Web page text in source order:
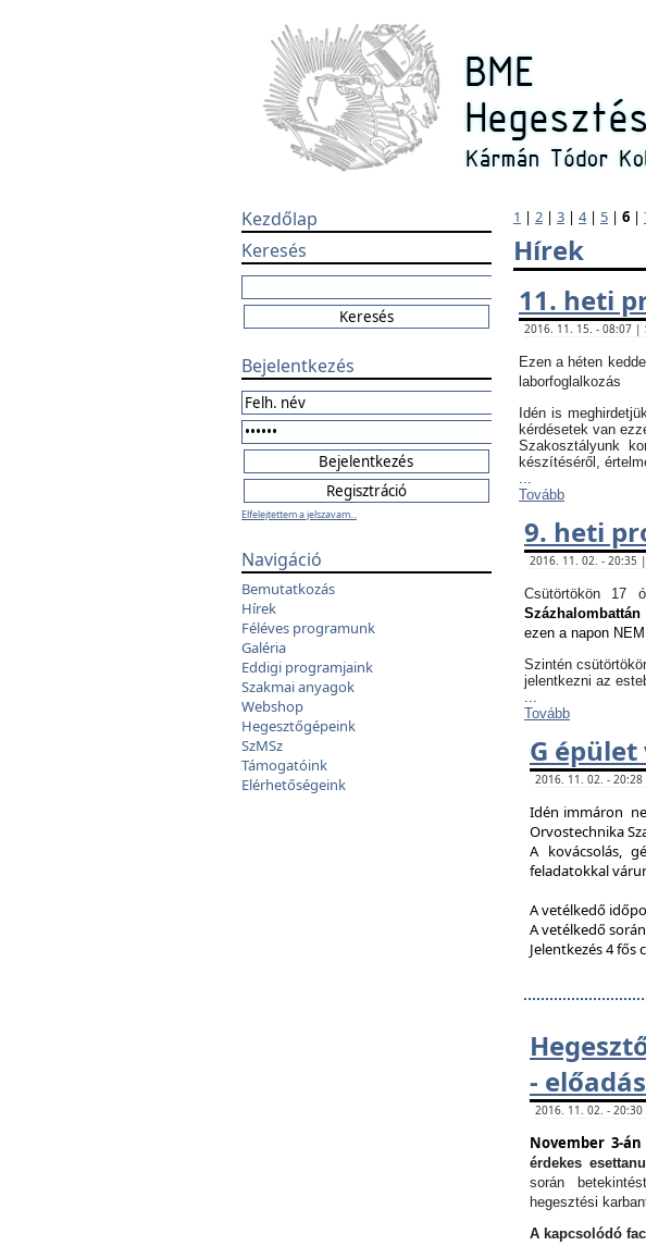
Kezdőlap
Keresés
Bejelentkezés
Elfelejtettem a jelszavam...
Navigáció
Bemutatkozás
Hírek
Féléves programunk
Galéria
Eddigi programjaink
Szakmai anyagok
Webshop
Hegesztőgépeink
SzMSz
Támogatóink
Elérhetőségeink
1 | 2 | 3 | 4| 5 | 6 |
Hírek
11. heti
2016. 11. 15. - 08:07
Ezen a héten
laborfoglalkozás
Idén is
kérdésetek van
Szakosztályunk
készítéséről,
...
Tovább
9. heti
2016. 11. 02. - 20:35
Csütörtökön 17
Százhalombattán
ezen a napon
Szintén
jelentkezni az
...
Tovább
G
2016. 11. 02. -
Idén immáron
Orvostechnika
A kovácsolás,
feladatokkal
A vetélkedő
A vetélkedő
Jelentkezés 4 fős
- előadás
2016. 11. 02. -
November 3-
érdekes
során
hegesztési
A kapcsolódó